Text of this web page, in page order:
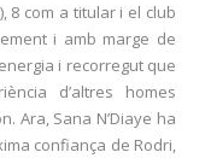
8 com a titular i el club
i amb marge de
i recorregut que
d’altres homes
Ara, Sana N’Diaye ha
confiança de Rodri,